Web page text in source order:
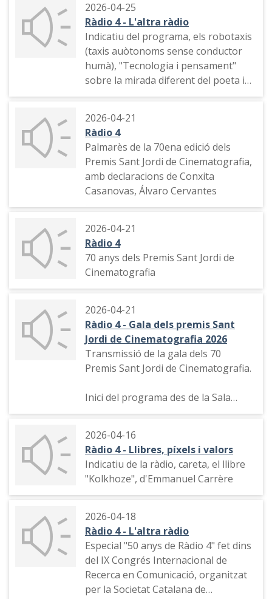
2026-04-25
Ràdio 4 - L'altra ràdio
Indicatiu del programa, els robotaxis
(taxis auòtonoms sense conductor
humà), "Tecnologia i pensament"
sobre la mirada diferent del poeta i
el tecnòleg, la prohibiició del Comitè
les dones trans de competir als JJOO
en proves femenines, visió crítica del
negoci de la intel·ligència artificial i
dels grans centres informàtics de
dades
2026-04-21
Ràdio 4
Palmarès de la 70ena edició dels
Premis Sant Jordi de Cinematografia,
amb declaracions de Conxita
Casanovas, Álvaro Cervantes
2026-04-21
Ràdio 4
70 anys dels Premis Sant Jordi de
Cinematografia
2026-04-21
Ràdio 4 - Gala dels premis Sant
Jordi de Cinematografia 2026
Transmissió de la gala dels 70
Premis Sant Jordi de Cinematografia.
Inici del programa des de la Sala
Fabià Puigcerver del Teatre Lliure de
El gènere de la comèdia, premi al
millor actor per a Álvaro Cervantes,
premi a la millor actriu per a Nora
Navas.
Final de la transmissió de la gala .
2026-04-16
Ràdio 4 - Llibres, píxels i valors
Indicatiu de la ràdio, careta, el llibre
"Kolkhoze", d'Emmanuel Carrère
2026-04-18
Ràdio 4 - L'altra ràdio
Especial "50 anys de Ràdio 4" fet dins
del IX Congrés Internacional de
Recerca en Comunicació, organitzat
per la Societat Catalana de